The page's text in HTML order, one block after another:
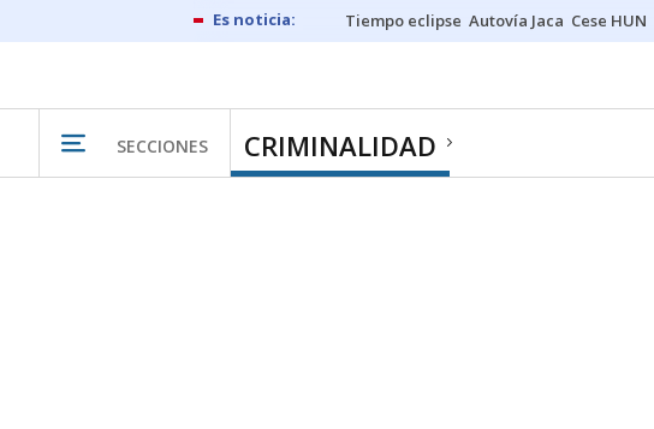
Tiempo eclipse Autovía Jaca Cese HUN
SECCIONES CRIMINALIDAD